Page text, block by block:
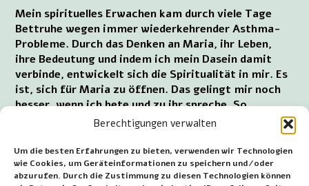
Berechtigungen verwalten
Um die besten Erfahrungen zu bieten, verwenden wir Technologien
wie Cookies, um Geräteinformationen zu speichern und/oder
abzurufen. Durch die Zustimmung zu diesen Technologien können
Mein spirituelles Erwachen kam durch viele Tage
Bettruhe wegen immer wiederkehrender Asthma-
Probleme. Durch das Denken an Maria, ihr Leben,
ihre Bedeutung und indem ich mein Dasein damit
verbinde, entwickelt sich die Spiritualität in mir. Es
ist, sich für Maria zu öffnen. Das gelingt mir noch
besser, wenn ich bete und zu ihr spreche. So
begegne ich Maria. Das ist meine Form des
Meditierens; das innere Erleben und so nimmt mein
Glaube an sie immer mehr Gestalt an. Die Energie
kommt dann auf und ich fühle mich stärker,
widerstandsfähiger. Unsere Liebe Frau hat mein